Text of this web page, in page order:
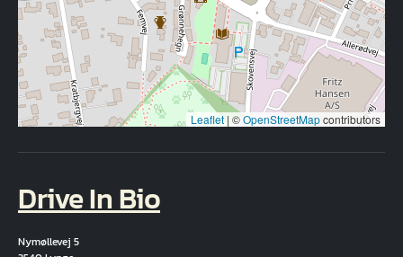
Leaflet | ©OpenStreetMapcontributors
Drive In Bio
Nymøllevej 5